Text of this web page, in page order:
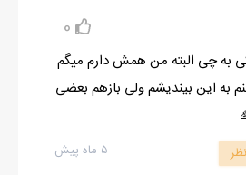
0
به چی البته من همش دارم میگم
به این بیندیشم ولی بازهم بعضی
۵ ماه پیش